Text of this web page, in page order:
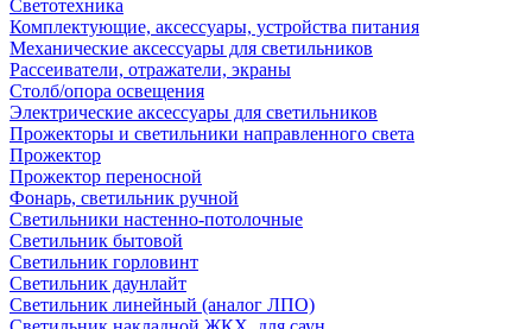
Светотехника
Комплектующие, аксессуары, устройства питания
Механические аксессуары для светильников
Рассеиватели, отражатели, экраны
Столб/опора освещения
Электрические аксессуары для светильников
Прожекторы и светильники направленного света
Прожектор
Прожектор переносной
Фонарь, светильник ручной
Светильники настенно-потолочные
Светильник бытовой
Светильник горловинт
Светильник даунлайт
Светильник линейный (аналог ЛПО)